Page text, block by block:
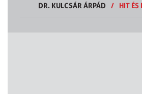
DR. KULCSÁR ÁRPÁD
/ HIT ÉS